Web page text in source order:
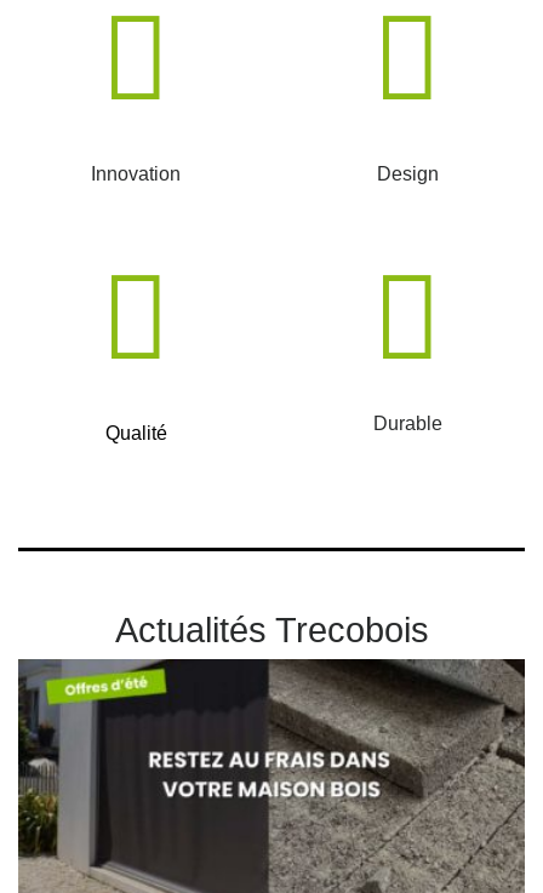
Innovation Design
Qualité Durable
Actualités Trecobois